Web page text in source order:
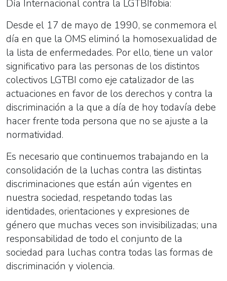
Día Internacional contra la LGTBIfobia:
Desde el 17 de mayo de 1990, se conmemora el
día en que la OMS eliminó la homosexualidad de
la lista de enfermedades. Por ello, tiene un valor
significativo para las personas de los distintos
colectivos LGTBI como eje catalizador de las
actuaciones en favor de los derechos y contra la
discriminación a la que a día de hoy todavía debe
hacer frente toda persona que no se ajuste a la
normatividad.
Es necesario que continuemos trabajando en la
consolidación de la luchas contra las distintas
discriminaciones que están aún vigentes en
nuestra sociedad, respetando todas las
identidades, orientaciones y expresiones de
género que muchas veces son invisibilizadas; una
responsabilidad de todo el conjunto de la
sociedad para luchas contra todas las formas de
discriminación y violencia.